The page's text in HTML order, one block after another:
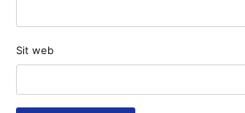
Sit web